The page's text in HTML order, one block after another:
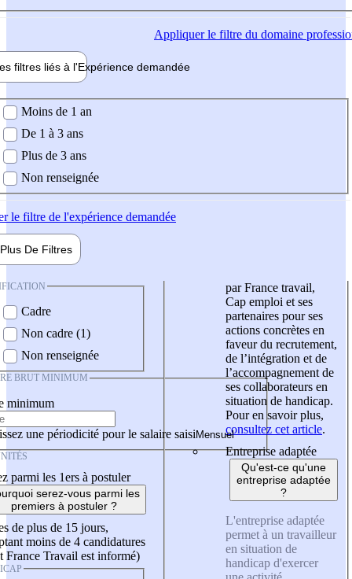
Appliquerle filtre du domaine
filtres liés à l'Expérience demandée
demandée
Moins de 1 an
De 1 à 3 ans
Plus de 3 ans
Non renseignée
le filtre de l'expérience demandée
Plus De Filtres
Cadre
Non cadre (1)
Non renseignée
BRUT MINIMUM
minimum
une périodicité pour le salaire saisi
parmi les 1ers à postuler
serez-vous parmi les
premiers à postuler ?
de plus de 15 jours,
moins de 4 candidatures
France Travail est informé)
par France travail,
Cap emploi et ses
partenaires pour ses
actions concrètes en
faveur du recrutement,
de l’intégration et de
l’accompagnement de
ses collaborateurs en
situation de handicap.
Pour en savoir plus,
consultez cet article.
Entreprise adaptée
Qu'est-ce qu'une
entreprise adaptée
?
L'entreprise adaptée
permet à un travailleur
en situation de
handicap d'exercer